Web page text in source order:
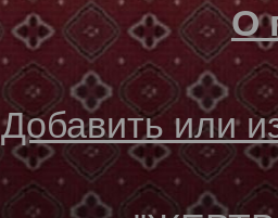
О
Добавить или